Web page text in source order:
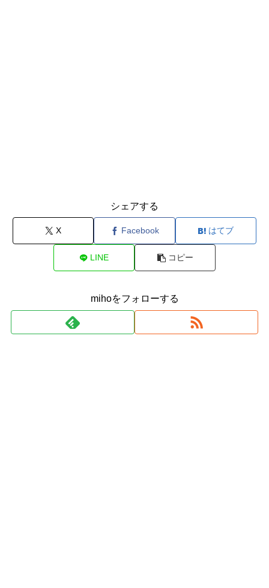
シェアする
X Facebook はてブ
LINE コピー
mihoをフォローする